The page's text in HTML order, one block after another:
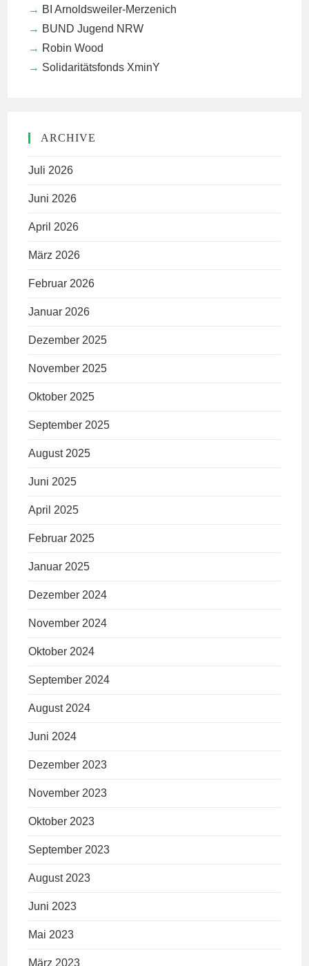
BI Arnoldsweiler-Merzenich
BUND Jugend NRW
Robin Wood
Solidaritätsfonds XminY
ARCHIVE
Juli 2026
Juni 2026
April 2026
März 2026
Februar 2026
Januar 2026
Dezember 2025
November 2025
Oktober 2025
September 2025
August 2025
Juni 2025
April 2025
Februar 2025
Januar 2025
Dezember 2024
November 2024
Oktober 2024
September 2024
August 2024
Juni 2024
Dezember 2023
November 2023
Oktober 2023
September 2023
August 2023
Juni 2023
Mai 2023
März 2023